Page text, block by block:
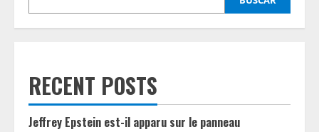
RECENT POSTS
Jeffrey Epstein est-il apparu sur le panneau